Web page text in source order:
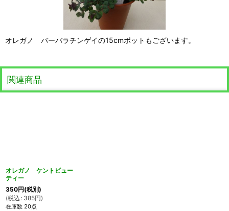
オレガノ バーバラチンゲイの15cmポットもございます。
関連商品
オレガノ ケントビュー
ティー
350円(税別)
(税込 : 385円)
在庫数 20点